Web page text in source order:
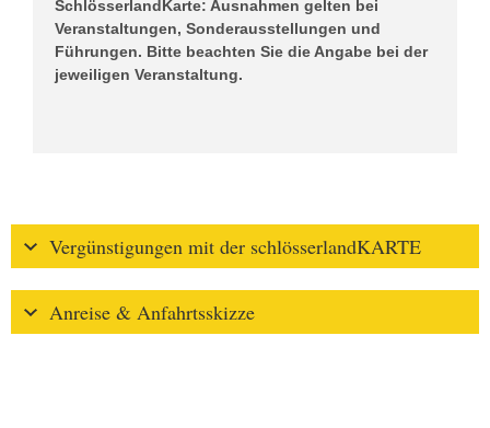
SchlösserlandKarte: Ausnahmen gelten bei
Veranstaltungen, Sonderausstellungen und
Führungen. Bitte beachten Sie die Angabe bei der
jeweiligen Veranstaltung.
Vergünstigungen mit der schlösserlandKARTE
Anreise & Anfahrtsskizze